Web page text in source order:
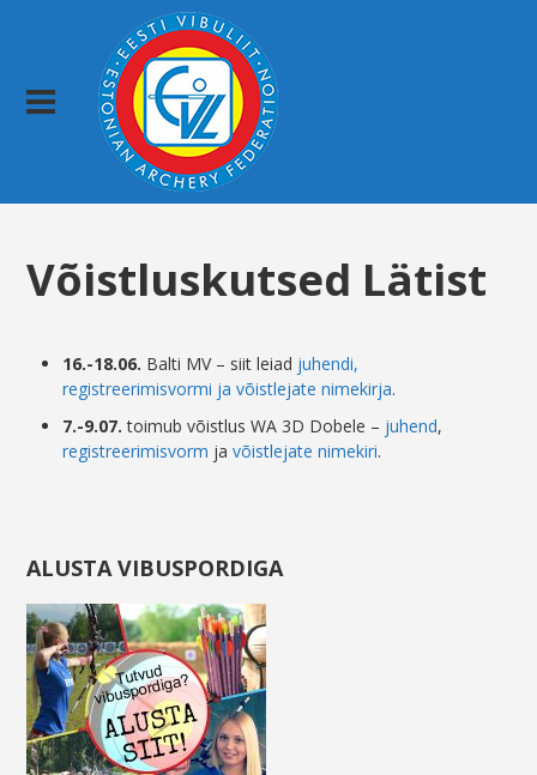
Võistluskutsed Lätist
16.-18.06. Balti MV – siit leiad juhendi,
registreerimisvormi ja võistlejate nimekirja.
7.-9.07. toimub võistlus WA 3D Dobele – juhend,
registreerimisvorm javõistlejate nimekiri.
ALUSTA VIBUSPORDIGA